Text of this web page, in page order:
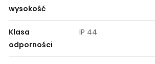
wysokość
Klasa
odporności
IP 44